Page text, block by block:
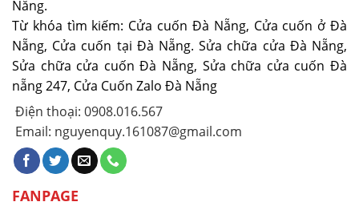
Nẵng.
Từ khóa tìm kiếm: Cửa cuốn Đà Nẵng, Cửa cuốn ở Đà
Nẵng, Cửa cuốn tại Đà Nẵng. Sửa chữa cửa Đà Nẵng,
Sửa chữa cửa cuốn Đà Nẵng, Sửa chữa cửa cuốn Đà
nẵng 247, Cửa Cuốn Zalo Đà Nẵng
Điện thoại: 0908.016.567
Email: nguyenquy.161087@gmail.com
FANPAGE